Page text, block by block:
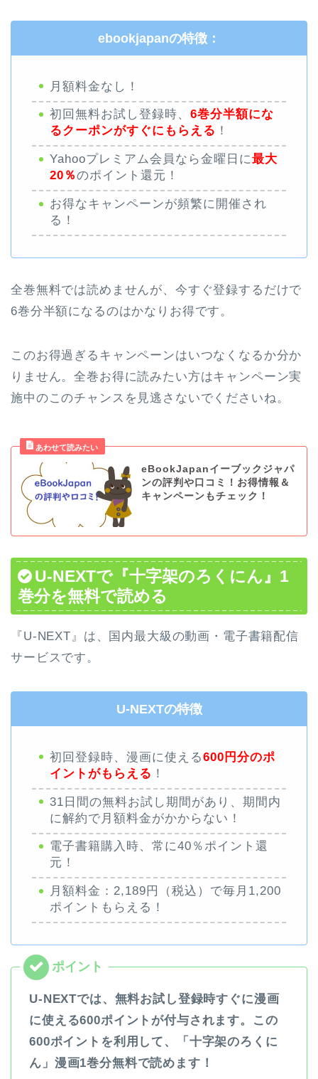
ebookjapanの特徴：
月額料金なし！
初回無料お試し登録時、 6巻分半額にな
るクーポンがすぐにもらえる ！
Yahooプレミアム会員なら金曜日に最大
20％のポイント還元！
お得なキャンペーンが頻繁に開催され
る！
全巻無料では読めませんが、今すぐ登録するだけで
6巻分半額になるのはかなりお得です。
このお得過ぎるキャンペーンはいつなくなるか分か
りません。全巻お得に読みたい方はキャンペーン実
施中のこのチャンスを見逃さないでくださいね。
eBookJapanイーブックジャパ
ンの評判や口コミ！お得情報＆
キャンペーンもチェック！
U-NEXTで『十字架のろくにん』1
巻分を無料で読める
『U-NEXT』は、国内最大級の動画・電子書籍配信
サービスです。
U-NEXTの特徴
初回登録時、漫画に使える600円分のポ
イントがもらえる ！
31日間の無料お試し期間があり、期間内
に解約で月額料金がかからない！
電子書籍購入時、常に40％ポイント還
元！
月額料金：2,189円（税込）で毎月1,200
ポイントもらえる！
U-NEXTでは、無料お試し登録時すぐに漫画
に使える600ポイントが付与されます。この
600ポイントを利用して、「十字架のろくに
ん」漫画1巻分無料で読めます！